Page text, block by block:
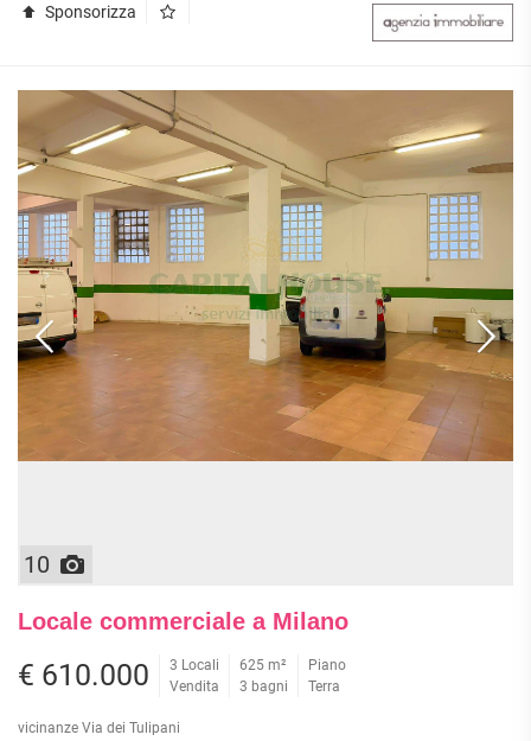
Sponsorizza
10
Locale commerciale a Milano
€ 610.000
3 Locali
Vendita
625 m²
3 bagni
Piano
Terra
vicinanze Via dei Tulipani